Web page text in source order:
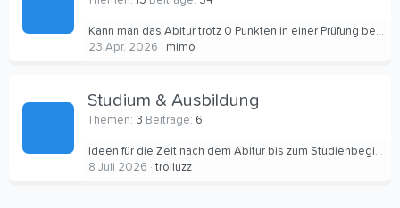
Kann man das Abitur trotz 0 Punkten in einer Prüfung bestehen?
23 Apr. 2026
mimo
Studium & Ausbildung
Themen 3 Beiträge 6
Ideen für die Zeit nach dem Abitur bis zum Studienbeginn
8 Juli 2026
trolluzz